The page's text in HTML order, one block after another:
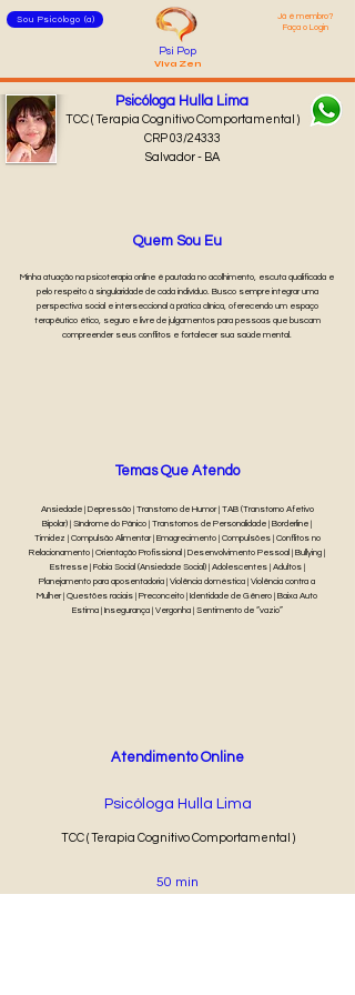
Sou Psicólogo (a)
Já é membro?
Faça o Login
Psi Pop
Viva Zen
Psicóloga Hulla Lima
TCC ( Terapia Cognitivo Comportamental )
CRP 03/24333
Salvador - BA
Quem Sou Eu
Minha atuação na psicoterapia online é pautada no acolhimento, escuta qualificada e
pelo respeito à singularidade de cada indivíduo. Busco sempre integrar uma
perspectiva social e interseccional à prática clínica, oferecendo um espaço
terapêutico ético, seguro e livre de julgamentos para pessoas que buscam
compreender seus conflitos e fortalecer sua saúde mental.
Ansiedade | Depressão | Transtorno de Humor | TAB (Transtorno Afetivo
Bipolar) | Síndrome do Pânico | Transtornos de Personalidade | Borderline |
Timidez | Compulsão Alimentar | Emagrecimento | Compulsões | Conflitos no
Relacionamento | Orientação Profissional | Desenvolvimento Pessoal | Bullying |
Estresse | Fobia Social (Ansiedade Social) | Adolescentes | Adultos |
Planejamento para aposentadoria | Violência doméstica | Violência contra a
Mulher | Questões raciais | Preconceito | Identidade de Gênero | Baixa Auto
Estima | Insegurança | Vergonha | Sentimento de “vazio”
Temas Que Atendo
Atendimento Online
Psicóloga Hulla Lima
TCC ( Terapia Cognitivo Comportamental )
50 min